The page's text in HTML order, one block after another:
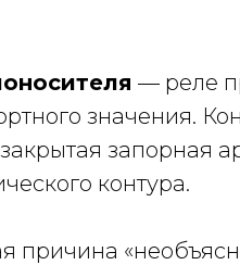
— реле
значения.
запорная
контура.
причина